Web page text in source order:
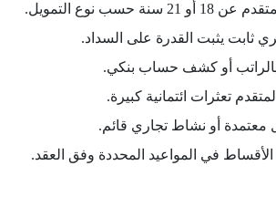
سنة حسب نوع التمويل.
ثابت يثبت القدرة على السداد.
أو كشف حساب بنكي.
تعثرات ائتمانية كبيرة.
أو نشاط تجاري قائم.
الأقساط في المواعيد المحددة وفق العقد.